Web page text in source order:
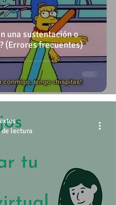
una sustentación o
(Errores frecuentes)
de lectura